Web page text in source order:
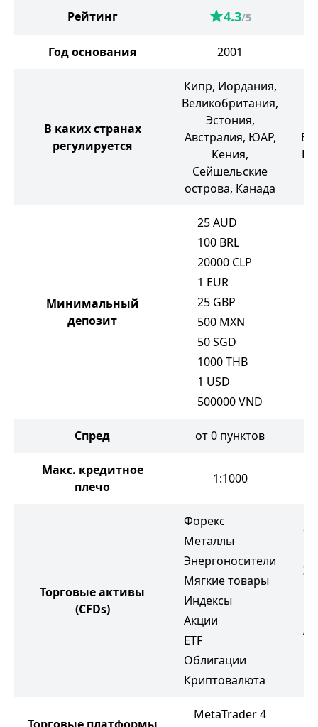
Рейтинг 4.3/5
Год основания 2001
В каких странах
регулируется
Кипр, Иордания,
Великобритания,
Эстония,
Австралия, ЮАР,
Кения,
Сейшельские
острова, Канада
Минимальный
депозит
25AUD
100 BRL
20000 CLP
1 EUR
25 GBP
500 MXN
50SGD
1000THB
1 USD
500000VND
Спред от 0 пунктов
Макс. кредитное
плечо
1:1000
Торговые активы
(CFDs)
Форекс
Металлы
Энергоносители
Мягкие товары
Индексы
Акции
ETF
Облигации
Криптовалюта
MetaTrader 4